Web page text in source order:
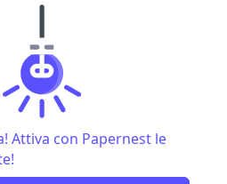
Attiva con Papernest le